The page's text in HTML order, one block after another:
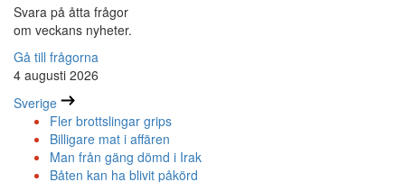
Svara på åtta frågor
om veckans nyheter.
Gå till frågorna
4 augusti 2026
Sverige
Fler brottslingar grips
Billigare mat i affären
Man från gäng dömd i Irak
Båten kan ha blivit påkörd